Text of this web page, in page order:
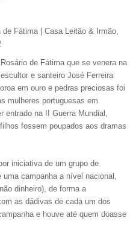
Fátima | Casa Leitão & Irmão,
de Fátima que se venera na
e santeiro José Ferreira
em ouro e pedras preciosas foi
mulheres portuguesas em
entrado na II Guerra Mundial,
fossem poupados aos dramas
iniciativa de um grupo de
uma campanha a nível nacional,
dinheiro), de forma a
as dádivas de cada um dos
e houve até quem doasse